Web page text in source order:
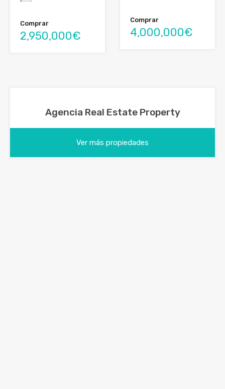
Comprar
2,950,000€
Comprar
4,000,000€
Agencia Real Estate Property
Ver más propiedades